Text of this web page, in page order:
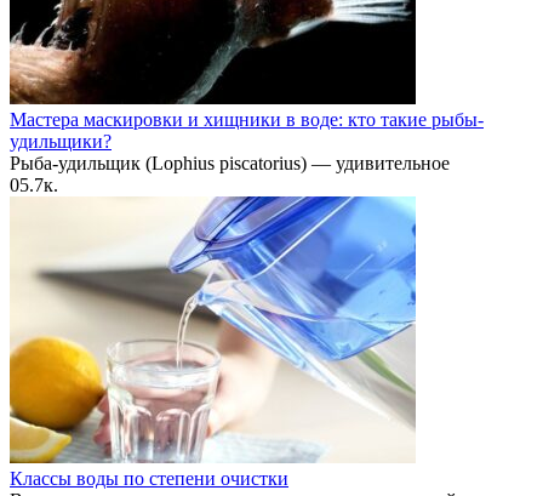
Мастера маскировки и хищники в воде: кто такие рыбы-
удильщики?
Рыба-удильщик (Lophius piscatorius) — удивительное
05.7к.
Классы воды по степени очистки